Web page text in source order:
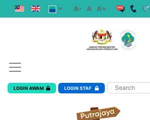
A- A A+
LOGIN AWAM LOGIN STAF